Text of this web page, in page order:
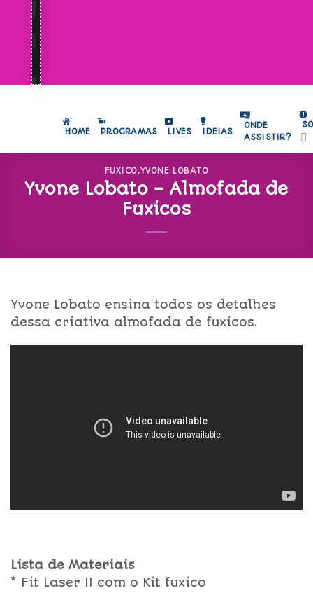
HOME PROGRAMAS LIVES IDEIAS
ONDE
ASSISTIR?
FUXICO,YVONE LOBATO
Yvone Lobato – Almofada de
Fuxicos
Yvone Lobato ensina todos os detalhes
dessa criativa almofada de fuxicos.
Lista de Materiais
* Fit Laser II com o Kit fuxico